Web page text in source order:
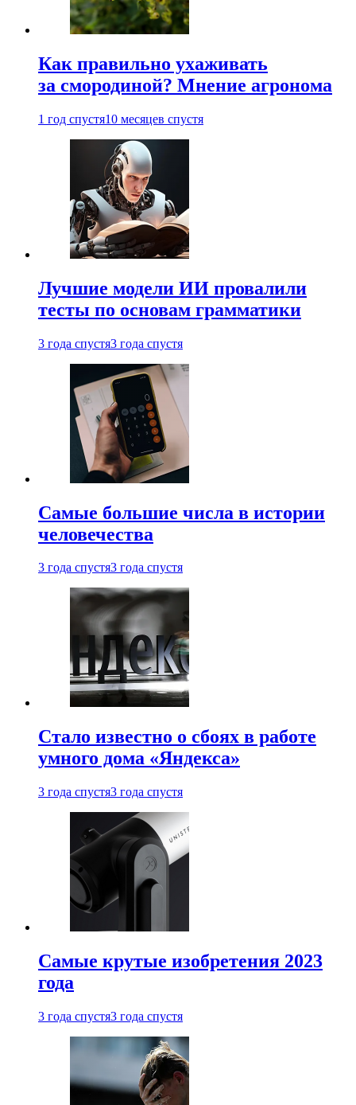
Как правильно ухаживать
за смородиной? Мнение агронома
1 год спустя10 месяцев спустя
Лучшие модели ИИ провалили
тесты по основам грамматики
3 года спустя3 года спустя
Самые большие числа в истории
человечества
3 года спустя3 года спустя
Стало известно о сбоях в работе
умного дома «Яндекса»
3 года спустя3 года спустя
Самые крутые изобретения 2023
года
3 года спустя3 года спустя